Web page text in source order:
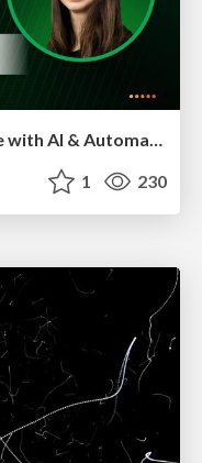
How to Grow Your eCommerce with AI & Automation
1 230